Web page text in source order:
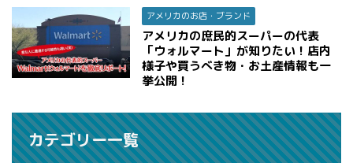
アメリカのお店・ブランド
アメリカの庶民的スーパーの代表
「ウォルマート」が知りたい！店内
様子や買うべき物・お土産情報も一
挙公開！
カテゴリー一覧